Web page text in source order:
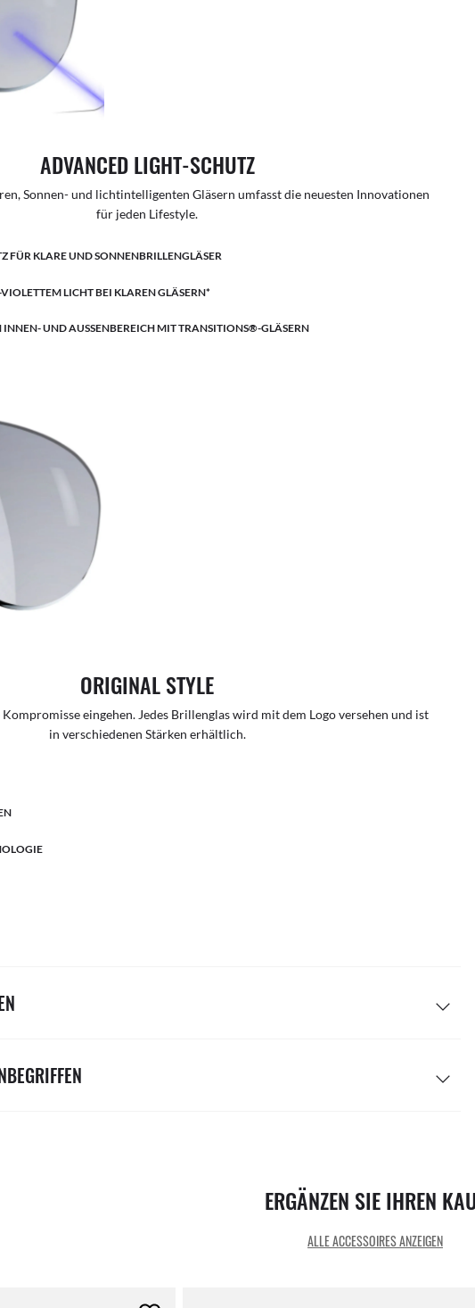
ADVANCED LIGHT-SCHUTZ
Sonnen- und lichtintelligenten Gläsern umfasst die neuesten Innovationen
für jeden Lifestyle.
FÜR KLARE UND SONNENBRILLENGLÄSER
LICHT BEI KLAREN GLÄSERN*
INNEN- UND AUSSENBEREICH MIT TRANSITIONS®-GLÄSERN
ORIGINAL STYLE
eingehen. Jedes Brillenglas wird mit dem Logo versehen und ist
in verschiedenen Stärken erhältlich.
ERGÄNZEN SIE IHREN
ALLE ACCESSOIRES ANZEIGEN